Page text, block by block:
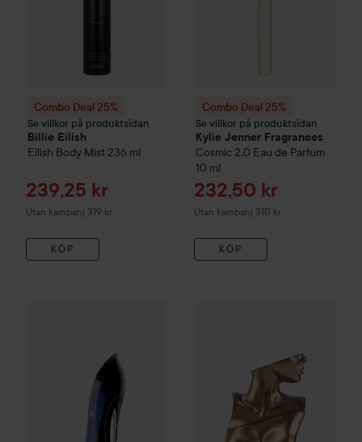
Combo Deal 25%
Se villkor på produktsidan
Billie Eilish
Eilish Body Mist 236 ml
Reapris
239,25 kr
Utan kampanj 319 kr
KÖP
Combo Deal 25%
Se villkor på produktsidan
Kylie Jenner Fragrances
Cosmic 2.0 Eau de Parfum
10 ml
Reapris
232,50 kr
Utan kampanj 310 kr
KÖP